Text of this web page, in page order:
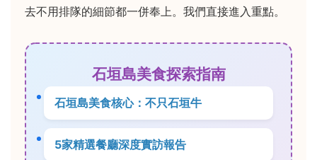
去不用排隊的細節都一併奉上。我們直接進入重點。
石垣島美食探索指南
石垣島美食核心：不只石垣牛
5家精選餐廳深度實訪報告